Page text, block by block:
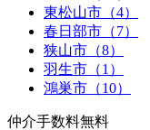
東松山市（4）
春日部市（7）
狭山市（8）
羽生市（1）
鴻巣市（10）
仲介手数料無料